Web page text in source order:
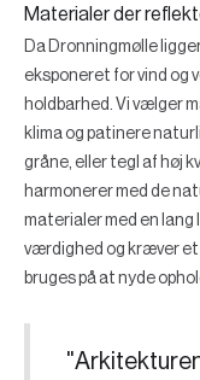
Materialer der
Da Dronningmølle
eksponeret for vind og
holdbarhed. Vi vælger
klima og patinere
gråne, eller tegl af høj
harmonerer med de
materialer med en lang
værdighed og kræver et
bruges på at nyde